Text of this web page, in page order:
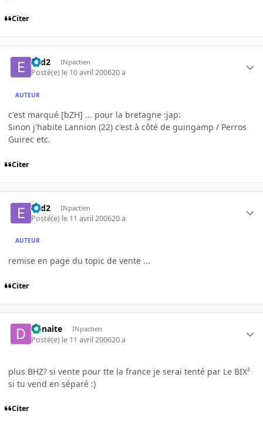
Citer
e2d2 INpactien
Posté(e) le 10 avril 200620 a
AUTEUR
c'est marqué [bZH] ... pour la bretagne :jap:
Sinon j'habite Lannion (22) c'est à côté de guingamp / Perros
Guirec etc.
Citer
e2d2 INpactien
Posté(e) le 11 avril 200620 a
AUTEUR
remise en page du topic de vente ...
Citer
Danaite INpactien
Posté(e) le 11 avril 200620 a
plus BHZ? si vente pour tte la france je serai tenté par Le BIX²
si tu vend en séparé :)
Citer